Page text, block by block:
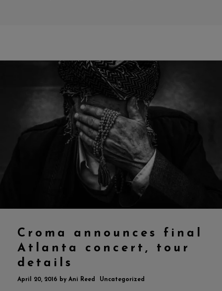
Croma announces final
Atlanta concert, tour
details
April 20, 2016 by Ani Reed Uncategorized